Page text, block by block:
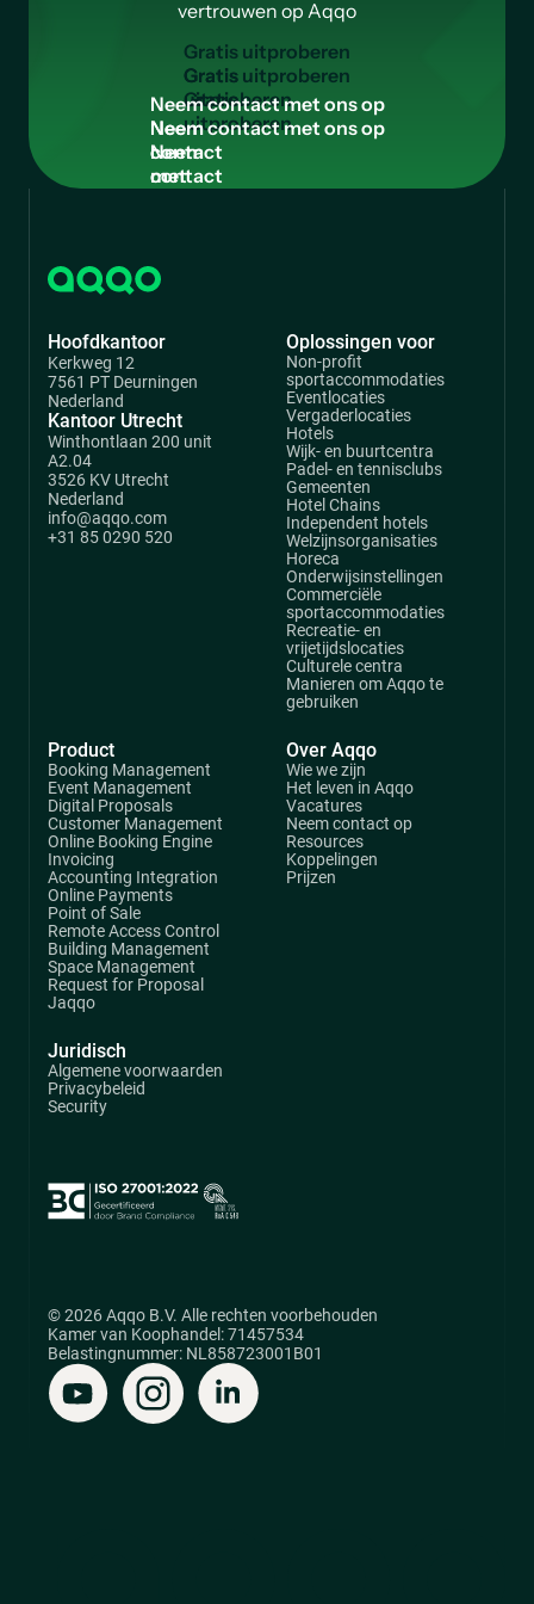
vertrouwen op Aqqo
Gratisuitproberen
Gratis
uitproberen
Neemcontactmetonsop
Neem
contact
met
Hoofdkantoor
Kerkweg 12
7561 PT Deurningen
Nederland
Kantoor Utrecht
Winthontlaan 200 unit
A2.04
3526 KV Utrecht
Nederland
info@aqqo.com
+31 85 0290 520
Product
Booking Management
Event Management
Digital Proposals
Customer Management
Online Booking Engine
Invoicing
Accounting Integration
Online Payments
Point of Sale
Remote Access Control
Building Management
Space Management
Request for Proposal
Jaqqo
Oplossingen voor
Non-profit
sportaccommodaties
Eventlocaties
Vergaderlocaties
Hotels
Wijk- en buurtcentra
Padel- en tennisclubs
Gemeenten
Hotel Chains
Independent hotels
Welzijnsorganisaties
Horeca
Onderwijsinstellingen
Commerciële
sportaccommodaties
Recreatie- en
vrijetijdslocaties
Culturele centra
Manieren om Aqqo te
gebruiken
Over Aqqo
Wie we zijn
Het leven in Aqqo
Vacatures
Neem contact op
Resources
Koppelingen
Prijzen
Juridisch
Algemene voorwaarden
Privacybeleid
Security
© 2026 Aqqo B.V. Alle rechten voorbehouden
Kamer van Koophandel: 71457534
Belastingnummer: NL858723001B01